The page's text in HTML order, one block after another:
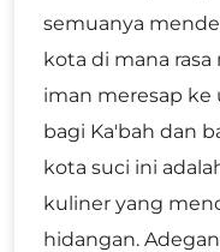
semuanya
kota di mana
iman meresap ke
bagi Ka'bah dan
kota suci ini
kuliner yang
hidangan.